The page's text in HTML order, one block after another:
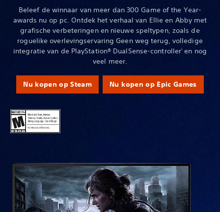
Beleef de winnaar van meer dan 300 Game of the Year-
awards nu op pc. Ontdek het verhaal van Ellie en Abby met
grafische verbeteringen en nieuwe speltypen, zoals de
roguelike overlevingservaring Geen weg terug, volledige
integratie van de PlayStation® DualSense-controller en nog
veel meer.
Nu kopen op Steam Nu kopen op Epic Games